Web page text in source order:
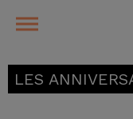
LES